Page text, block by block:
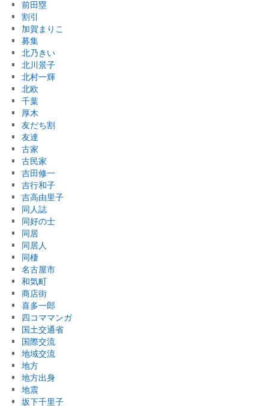
前田塁
割引
加賀まりこ
募集
北乃きい
北川景子
北村一輝
北欧
千葉
厚木
友だち割
友達
古家
古民家
吉田修一
吉行和子
吉高由里子
同人誌
同好の士
同居
同居人
同棲
名古屋市
和気町
商店街
喜多一郎
四コママンガ
国土交通省
国際交流
地域交流
地方
地方出身
地震
坂下千里子